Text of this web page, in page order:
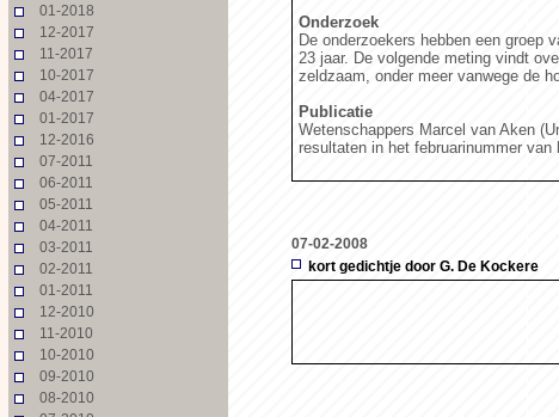
01-2018
12-2017
11-2017
10-2017
04-2017
01-2017
12-2016
07-2011
06-2011
05-2011
04-2011
03-2011
02-2011
01-2011
12-2010
11-2010
10-2010
09-2010
08-2010
Onderzoek
De onderzoekers hebben een groep
23 jaar. De volgende meting vindt
zeldzaam, onder meer vanwege de
Publicatie
Wetenschappers Marcel van Aken
resultaten in het februarinummer
07-02-2008
kort gedichtje door G. De Kockere